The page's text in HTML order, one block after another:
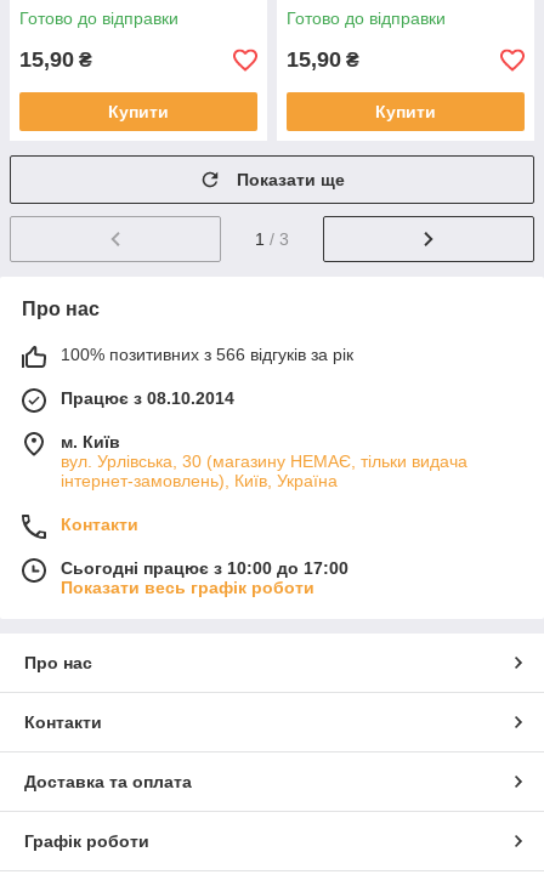
Готово до відправки
15,90 ₴
Купити
Готово до відправки
15,90 ₴
Купити
Показати ще
1 / 3
Про нас
100% позитивних з 566 відгуків за рік
Працює з 08.10.2014
м. Київ
вул. Урлівська, 30 (магазину НЕМАЄ, тільки видача
інтернет-замовлень), Київ, Україна
Контакти
Сьогодні працює з 10:00 до 17:00
Показати весь графік роботи
Про нас
Контакти
Доставка та оплата
Графік роботи